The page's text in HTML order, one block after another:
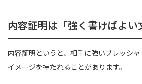
内容証明は「強く書けばよ
内容証明というと、相手に強いプレッシ
イメージを持たれることがあります。